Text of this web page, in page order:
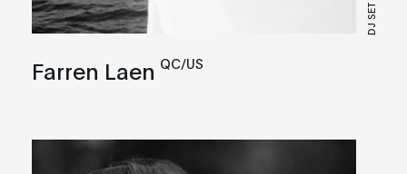
DJ SET
Farren Laen QC/US